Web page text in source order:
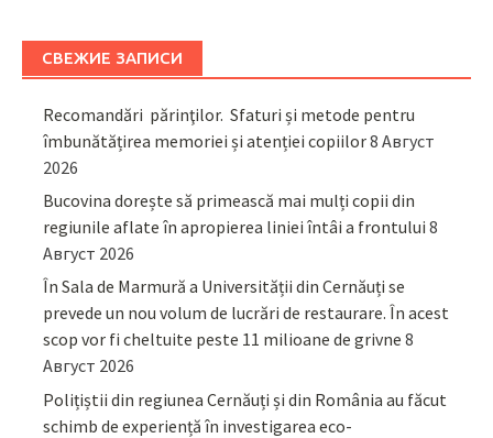
СВЕЖИЕ ЗАПИСИ
Recomandări părinţilor. Sfaturi și metode pentru
îmbunătățirea memoriei și atenției copiilor8 Август
2026
Bucovina dorește să primească mai mulți copii din
regiunile aflate în apropierea liniei întâi a frontului 8
Август 2026
În Sala de Marmură a Universității din Cernăuți se
prevede un nou volum de lucrări de restaurare. În acest
scop vor fi cheltuite peste 11 milioane de grivne 8
Август 2026
Polițiștii din regiunea Cernăuți și din România au făcut
schimb de experiență în investigarea eco-